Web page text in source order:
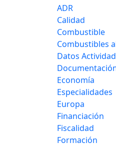
ADR
Calidad
Combustible
Combustibles
Datos Actividad
Economía
Especialidades
Europa
Financiación
Fiscalidad
Formación